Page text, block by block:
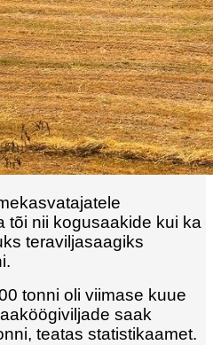
tõi nii kogusaakide kui ka
teraviljasaagiks
tonni oli viimase kuue
saak
teatas statistikaamet.